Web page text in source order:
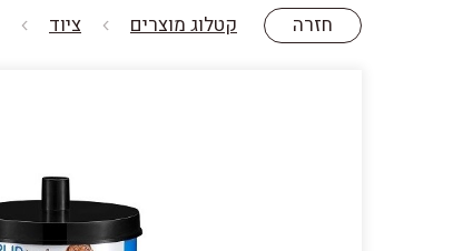
חזרה קטלוג מוצרים ציוד